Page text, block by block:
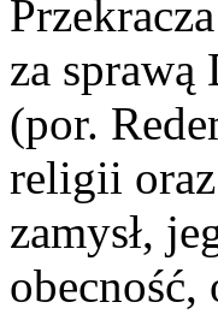
za
(por.
religii
zamysł,